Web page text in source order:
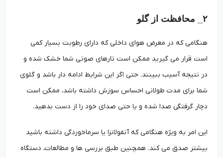
هنگامی که در معرض هوای داخلی که دارای رطوبت بسیار کمی
است قرار می گیرید ممکن است تارهای صوتی شما خشک شده و
در نتیجه آسیب ببینند. حتی اگر این شرایط ادامه دار باشد و گلوی
شما برای مدت طولانی احساس سوزش داشته باشد، ممکن است
دچار گرفتگی صدا شده و یا حتی صدای خود را از دست بدهید.
این امر به ویژه هنگامی که آنفولانزا یا سرماخوردگی داشته باشید
بیشتر صدق می کند. همچنین طبق بررسی ها و مطالعات، دستگاه